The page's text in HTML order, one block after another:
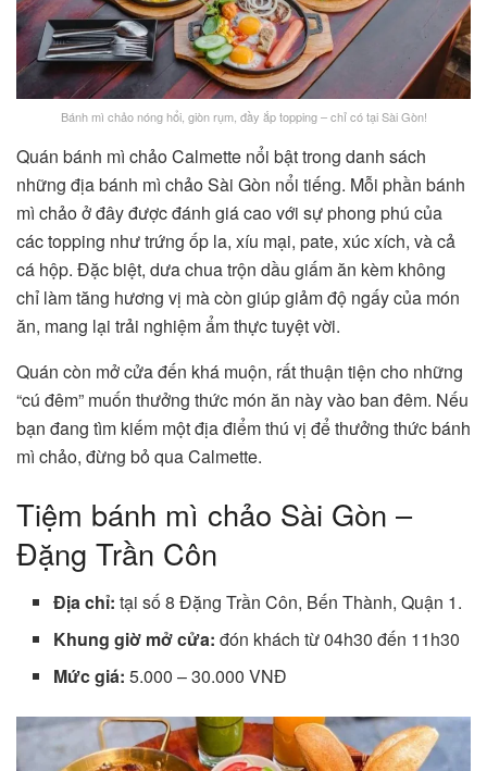
Bánh mì chảo nóng hổi, giòn rụm, đầy ắp topping – chỉ có tại Sài Gòn!
Quán bánh mì chảo Calmette nổi bật trong danh sách
những địa bánh mì chảo Sài Gòn nổi tiếng. Mỗi phần bánh
mì chảo ở đây được đánh giá cao với sự phong phú của
các topping như trứng ốp la, xíu mại, pate, xúc xích, và cả
cá hộp. Đặc biệt, dưa chua trộn dầu giấm ăn kèm không
chỉ làm tăng hương vị mà còn giúp giảm độ ngấy của món
ăn, mang lại trải nghiệm ẩm thực tuyệt vời.
Quán còn mở cửa đến khá muộn, rất thuận tiện cho những
“cú đêm” muốn thưởng thức món ăn này vào ban đêm. Nếu
bạn đang tìm kiếm một địa điểm thú vị để thưởng thức bánh
mì chảo, đừng bỏ qua Calmette.
Tiệm bánh mì chảo Sài Gòn –
Đặng Trần Côn
Địa chỉ:tại số 8 Đặng Trần Côn, Bến Thành, Quận 1.
Khung giờ mở cửa:đón khách từ 04h30 đến 11h30
Mức giá:5.000 – 30.000 VNĐ